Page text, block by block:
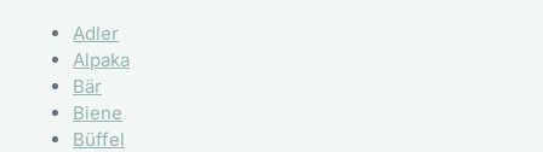
Adler
Alpaka
Bär
Biene
Büffel